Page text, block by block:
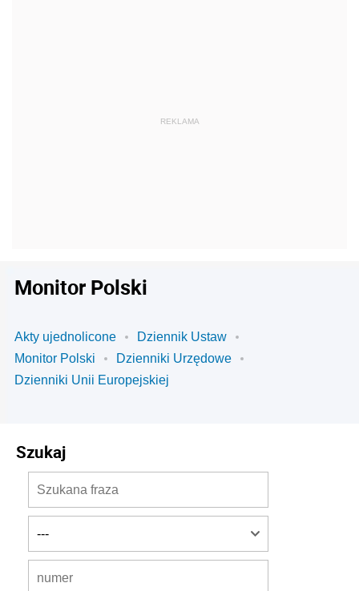
Monitor Polski
Akty ujednolicone
Dziennik Ustaw
Monitor Polski
Dzienniki Urzędowe
Dzienniki Unii Europejskiej
Szukaj